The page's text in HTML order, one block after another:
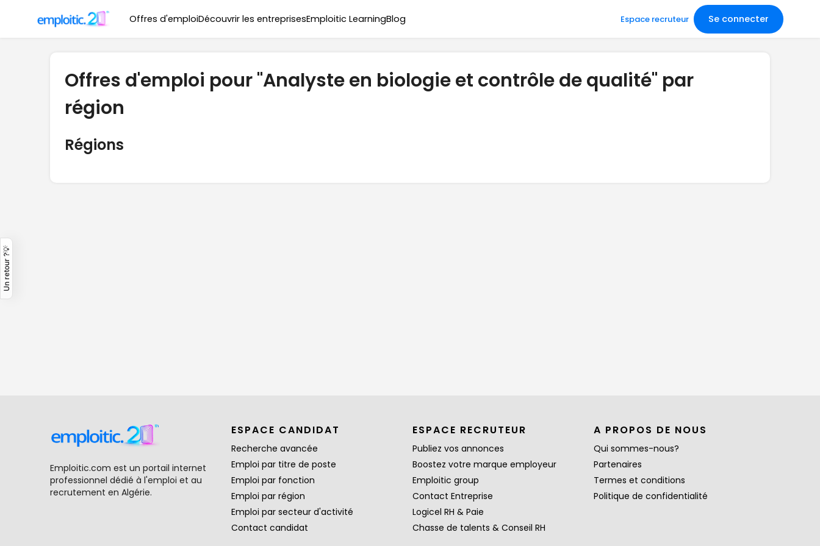
Offres d'emploiDécouvrir les entreprisesEmploitic LearningBlog Espace recruteur Se connecter
Offres d'emploi pour "Analyste en biologie et contrôle de qualité" par
région
Régions
Emploitic.com est un portail internet
professionnel dédié à l'emploi et au
recrutement en Algérie.
ESPACE CANDIDAT
Recherche avancée
Emploi par titre de poste
Emploi par fonction
Emploi par région
Emploi par secteur d'activité
Contact candidat
ESPACE RECRUTEUR
Publiez vos annonces
Boostez votre marque employeur
Emploitic group
Contact Entreprise
Logicel RH & Paie
Chasse de talents & Conseil RH
A PROPOS DE NOUS
Qui sommes-nous?
Partenaires
Termes et conditions
Politique de confidentialité
Un retour ?💡